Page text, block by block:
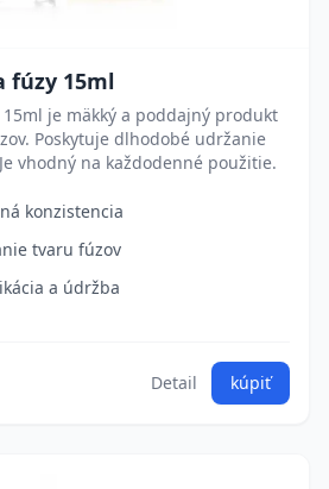
fúzy 15ml
15ml je mäkký a poddajný produkt
Poskytuje dlhodobé udržanie
vhodný na každodenné použitie.
konzistencia
tvaru fúzov
a údržba
Detail kúpiť